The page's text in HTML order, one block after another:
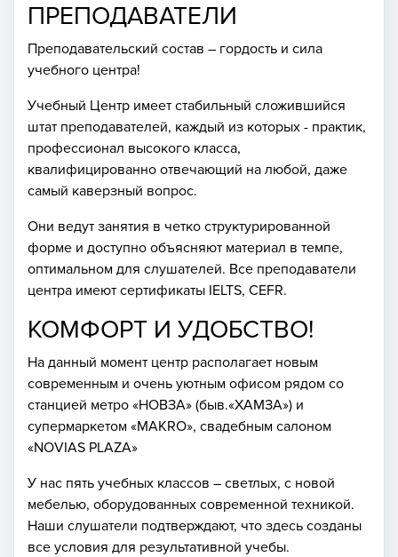
ПРЕПОДАВАТЕЛИ
Преподавательский состав – гордость и сила
учебного центра!
Учебный Центр имеет стабильный сложившийся
штат преподавателей, каждый из которых - практик,
профессионал высокого класса,
квалифицированно отвечающий на любой, даже
самый каверзный вопрос.
Они ведут занятия в четко структурированной
форме и доступно объясняют материал в темпе,
оптимальном для слушателей. Все преподаватели
центра имеют сертификаты IELTS, CEFR.
КОМФОРТ И УДОБСТВО!
На данный момент центр располагает новым
современным и очень уютным офисом рядом со
станцией метро «НОВЗА» (быв.«ХАМЗА») и
супермаркетом «MAKRO», свадебным салоном
«NOVIAS PLAZA»
У нас пять учебных классов – светлых, с новой
мебелью, оборудованных современной техникой.
Наши слушатели подтверждают, что здесь созданы
все условия для результативной учебы.